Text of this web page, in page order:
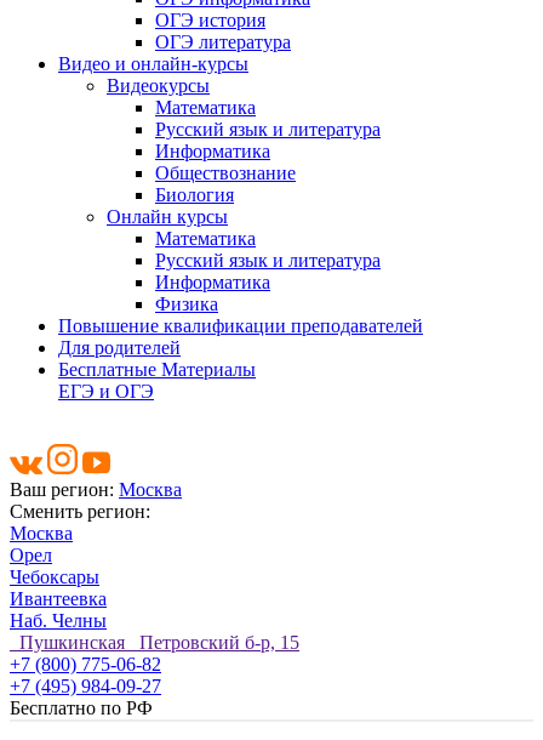
ОГЭ история
ОГЭ литература
Видео и онлайн-курсы
Видеокурсы
Математика
Русский язык и литература
Информатика
Обществознание
Биология
Онлайн курсы
Математика
Русский язык и литература
Информатика
Физика
Повышение квалификации преподавателей
Для родителей
Бесплатные Материалы
ЕГЭ и ОГЭ
Ваш регион: Москва
Сменить регион:
Москва
Орел
Чебоксары
Ивантеевка
Наб. Челны
Пушкинская Петровский б-р, 15
+7 (800) 775-06-82
+7 (495) 984-09-27
Бесплатно по РФ